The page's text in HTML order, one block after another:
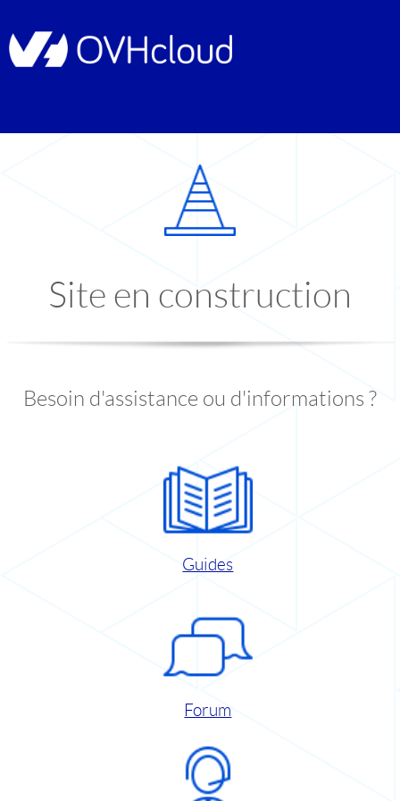
Site en construction
Besoin d'assistance ou d'informations ?
Guides
Forum